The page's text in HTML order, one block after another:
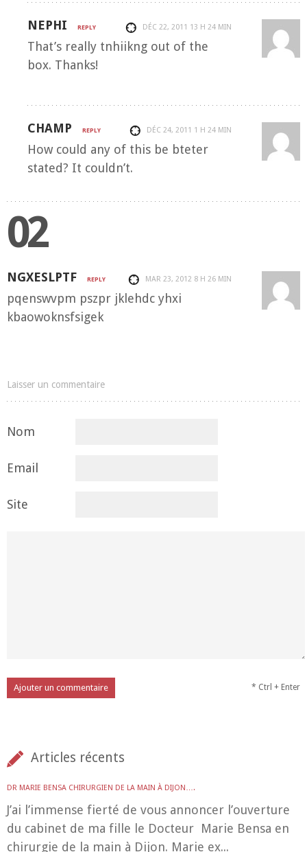
DÉC 22, 2011 13 H 24 MIN
NEPHI REPLY
That’s really tnhiikng out of the
box. Thanks!
DÉC 24, 2011 1 H 24 MIN
CHAMP REPLY
How could any of this be bteter
stated? It couldn’t.
02
MAR 23, 2012 8 H 26 MIN
NGXESLPTF REPLY
pqenswvpm pszpr jklehdc yhxi
kbaowoknsfsigek
Laisser un commentaire
Nom
Email
Site
* Ctrl + Enter
Articles récents
DR MARIE BENSA CHIRURGIEN DE LA MAIN À DIJON….
J’ai l’immense fierté de vous annoncer l’ouverture
du cabinet de ma fille le Docteur Marie Bensa en
chirurgie de la main à Dijon. Marie ex...